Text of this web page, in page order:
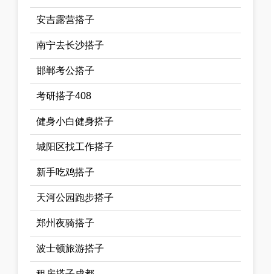
安吉露营搭子
南宁去长沙搭子
邯郸考公搭子
考研搭子408
健身小白健身搭子
城阳区找工作搭子
新手吃鸡搭子
天河公园跑步搭子
郑州夜骑搭子
波士顿旅游搭子